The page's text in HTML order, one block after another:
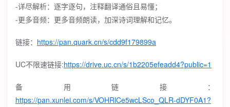
-详尽解析：逐字逐句，注释翻译通俗且易懂；
-更多音频：更多音频朗读，加深诗词理解和记忆。
链接： https://pan.quark.cn/s/cdd9f179899a
UC不限速链接:https://drive.uc.cn/s/1b2205efeadd4?public=1
备用链接：
https://pan.xunlei.com/s/VOHRlCe5wcLSco_QLR-dDYF0A1?